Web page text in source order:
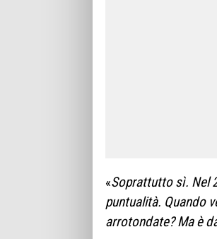
«Soprattutto sì. Nel
puntualità. Quando
arrotondate? Ma è